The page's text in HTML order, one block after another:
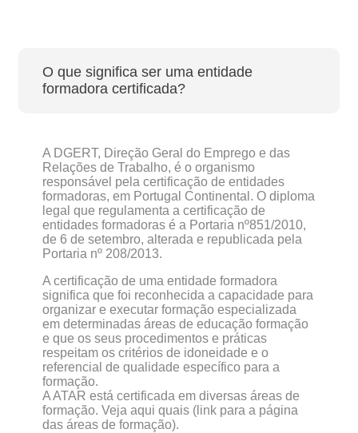
O que significa ser uma entidade
formadora certificada?
A DGERT, Direção Geral do Emprego e das
Relações de Trabalho, é o organismo
responsável pela certificação de entidades
formadoras, em Portugal Continental. O diploma
legal que regulamenta a certificação de
entidades formadoras é a Portaria nº851/2010,
de 6 de setembro, alterada e republicada pela
Portaria nº 208/2013.
A certificação de uma entidade formadora
significa que foi reconhecida a capacidade para
organizar e executar formação especializada
em determinadas áreas de educação formação
e que os seus procedimentos e práticas
respeitam os critérios de idoneidade e o
referencial de qualidade específico para a
formação.
A ATAR está certificada em diversas áreas de
formação. Veja aqui quais (link para a página
das áreas de formação).